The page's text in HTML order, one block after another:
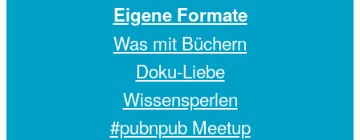
Eigene Formate
Was mit Büchern
Doku-Liebe
Wissensperlen
#pubnpub Meetup